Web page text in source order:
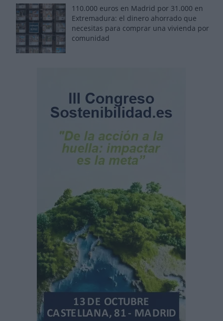
110.000 euros en Madrid por 31.000 en
Extremadura: el dinero ahorrado que
necesitas para comprar una vivienda por
comunidad